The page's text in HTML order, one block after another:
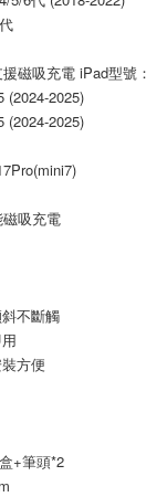
磁吸充電 iPad型號：
(2024-2025)
(2024-2025)
吸充電
不斷觸
方便
+筆頭*2